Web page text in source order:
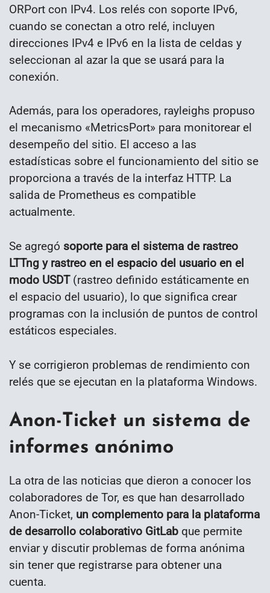
ORPort con IPv4. Los relés con soporte IPv6,
cuando se conectan a otro relé, incluyen
direcciones IPv4 e IPv6 en la lista de celdas y
seleccionan al azar la que se usará para la
conexión.
Además, para los operadores, rayleighs propuso
el mecanismo «MetricsPort» para monitorear el
desempeño del sitio. El acceso a las
estadísticas sobre el funcionamiento del sitio se
proporciona a través de la interfaz HTTP. La
salida de Prometheus es compatible
actualmente.
Se agregó soporte para el sistema de rastreo
LTTng y rastreo en el espacio del usuario en el
modo USDT(rastreo definido estáticamente en
el espacio del usuario), lo que significa crear
programas con la inclusión de puntos de control
estáticos especiales.
Y se corrigieron problemas de rendimiento con
relés que se ejecutan en la plataforma Windows.
Anon-Ticket un sistema de
informes anónimo
La otra de las noticias que dieron a conocer los
colaboradores de Tor, es que han desarrollado
Anon-Ticket, un complemento para la plataforma
de desarrollo colaborativo GitLab que permite
enviar y discutir problemas de forma anónima
sin tener que registrarse para obtener una
cuenta.